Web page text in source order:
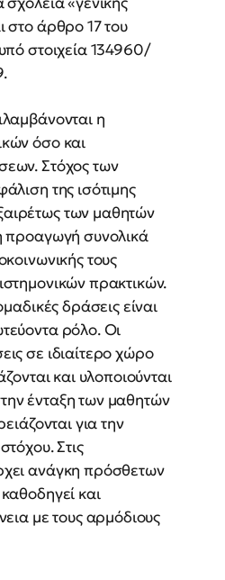
στο άρθρο 17 του
στοιχεία 134960/
η
όσο και
Στόχος των
της ισότιμης
των μαθητών
προαγωγή συνολικά
τους
πρακτικών.
δράσεις είναι
ρόλο. Οι
σε ιδιαίτερο χώρο
και υλοποιούνται
ένταξη των μαθητών
για την
Στις
ανάγκη πρόσθετων
και
με τους αρμόδιους